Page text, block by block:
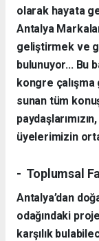
olarak hayata
Antalya
geliştirmek ve
bulunuyor... Bu
kongre
sunan tüm
üyelerimizin
- Toplumsal
Antalya’dan
odağındaki
karşılık